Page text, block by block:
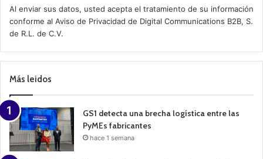
v
e
a
m
a
n
Al enviar sus datos, usted acepta el tratamiento de su información
conforme al Aviso de Privacidad de Digital Communications B2B, S.
de R.L. de C.V.
Más leidos
GS1 detecta una brecha logística entre las
PyMEs fabricantes
hace 1 semana